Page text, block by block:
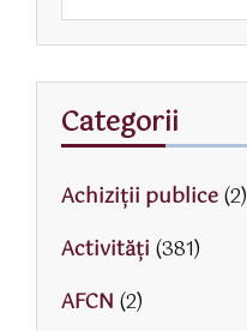
Categorii
Achiziții publice(2)
Activităţi (381)
AFCN (2)